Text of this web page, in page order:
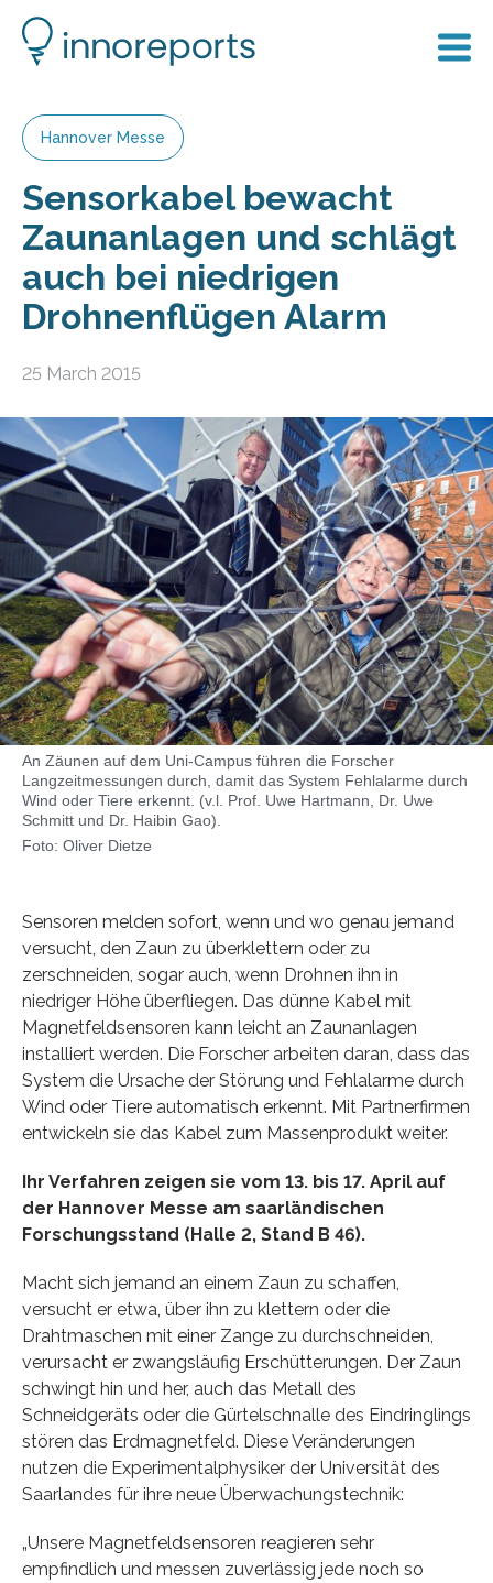
Hannover Messe
Sensorkabel bewacht
Zaunanlagen und schlägt
auch bei niedrigen
Drohnenflügen Alarm
25 March 2015
An Zäunen auf dem Uni-Campus führen die Forscher
Langzeitmessungen durch, damit das System Fehlalarme durch
Wind oder Tiere erkennt. (v.l. Prof. Uwe Hartmann, Dr. Uwe
Schmitt und Dr. Haibin Gao).
Foto: Oliver Dietze
Sensoren melden sofort, wenn und wo genau jemand
versucht, den Zaun zu überklettern oder zu
zerschneiden, sogar auch, wenn Drohnen ihn in
niedriger Höhe überfliegen. Das dünne Kabel mit
Magnetfeldsensoren kann leicht an Zaunanlagen
installiert werden. Die Forscher arbeiten daran, dass das
System die Ursache der Störung und Fehlalarme durch
Wind oder Tiere automatisch erkennt. Mit Partnerfirmen
entwickeln sie das Kabel zum Massenprodukt weiter.
Ihr Verfahren zeigen sie vom 13. bis 17. April auf
der Hannover Messe am saarländischen
Forschungsstand (Halle 2, Stand B 46).
Macht sich jemand an einem Zaun zu schaffen,
versucht er etwa, über ihn zu klettern oder die
Drahtmaschen mit einer Zange zu durchschneiden,
verursacht er zwangsläufig Erschütterungen. Der Zaun
schwingt hin und her, auch das Metall des
Schneidgeräts oder die Gürtelschnalle des Eindringlings
stören das Erdmagnetfeld. Diese Veränderungen
nutzen die Experimentalphysiker der Universität des
Saarlandes für ihre neue Überwachungstechnik:
„Unsere Magnetfeldsensoren reagieren sehr
empfindlich und messen zuverlässig jede noch so